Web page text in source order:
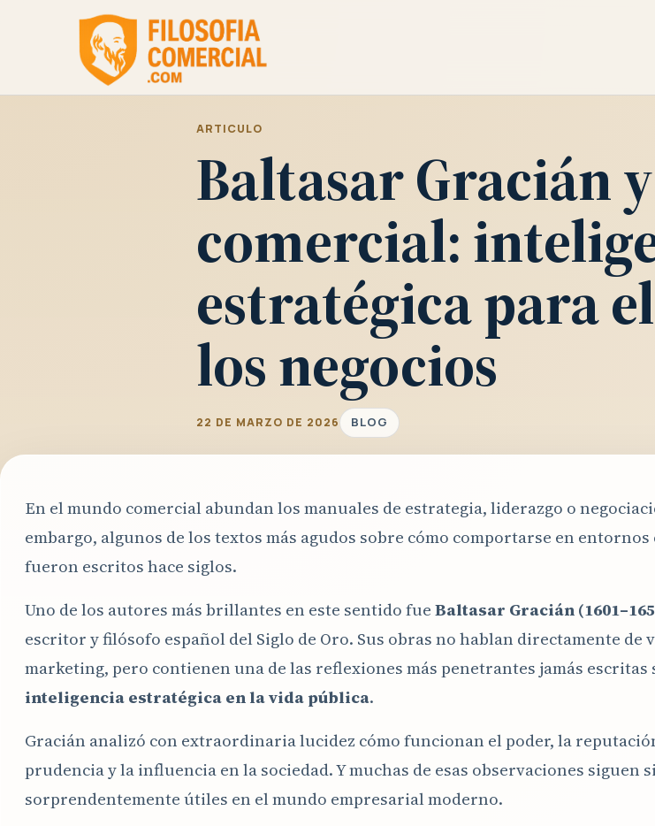
ARTICULO
Baltasar Gracián
comercial:
estratégica para
los negocios
22 DE MARZO DE 2026 BLOG
En el mundo comercial abundan los manuales de estrategia, liderazgo o
embargo, algunos de los textos más agudos sobre cómo comportarse en
fueron escritos hace siglos.
Uno de los autores más brillantes en este sentido fue Baltasar Gracián
escritor y filósofo español del Siglo de Oro. Sus obras no hablan directamente de
marketing, pero contienen una de las reflexiones más penetrantes jamás escritas
inteligencia estratégica en la vida pública.
Gracián analizó con extraordinaria lucidez cómo funcionan el poder, la
prudencia y la influencia en la sociedad. Y muchas de esas observaciones siguen
sorprendentemente útiles en el mundo empresarial moderno.